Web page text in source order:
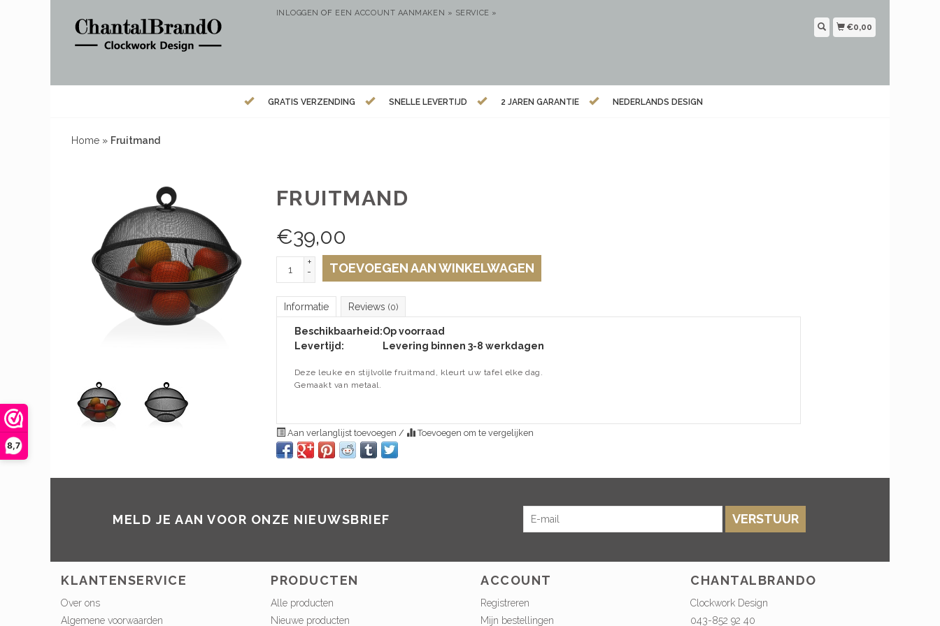
8,7
INLOGGEN OF EEN ACCOUNT AANMAKEN » SERVICE »
€0,00
GRATIS VERZENDING SNELLE LEVERTIJD 2 JAREN GARANTIE NEDERLANDS DESIGN
Home » Fruitmand
FRUITMAND
€39,00
+
-
TOEVOEGEN AAN WINKELWAGEN
Informatie Reviews (0)
Beschikbaarheid:Op voorraad
Levertijd:
Levering binnen 3-8 werkdagen
Deze leuke en stijlvolle fruitmand, kleurt uw tafel elke dag.
Gemaakt van metaal.
Aan verlanglijst toevoegen / Toevoegen om te vergelijken
MELD JE AAN VOOR ONZE NIEUWSBRIEF VERSTUUR
KLANTENSERVICE
Over ons
Algemene voorwaarden
PRODUCTEN
Alle producten
Nieuwe producten
ACCOUNT
Registreren
Mijn bestellingen
CHANTALBRANDO
Clockwork Design
043-852 92 40